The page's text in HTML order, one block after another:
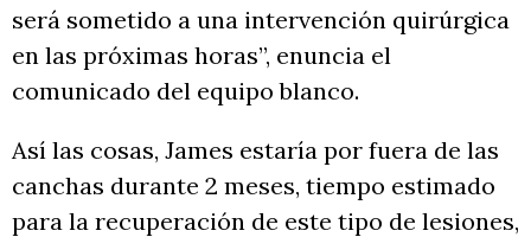
será sometido a una intervención quirúrgica
en las próximas horas”, enuncia el
comunicado del equipo blanco.
Así las cosas, James estaría por fuera de las
canchas durante 2 meses, tiempo estimado
para la recuperación de este tipo de lesiones,